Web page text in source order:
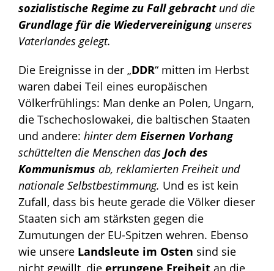
sozialistische Regime zu Fall gebrachtund die
Grundlage für die Wiedervereinigungunseres
Vaterlandes gelegt.
Die Ereignisse in der „DDR“ mitten im Herbst
waren dabei Teil eines europäischen
Völkerfrühlings: Man denke an Polen, Ungarn,
die Tschechoslowakei, die baltischen Staaten
und andere: hinter dem Eisernen Vorhang
schüttelten die Menschen das Joch des
Kommunismus ab, reklamierten Freiheit und
nationale Selbstbestimmung. Und es ist kein
Zufall, dass bis heute gerade die Völker dieser
Staaten sich am stärksten gegen die
Zumutungen der EU-Spitzen wehren. Ebenso
wie unsere Landsleute im Osten sind sie
nicht gewillt, die errungene Freiheit an die